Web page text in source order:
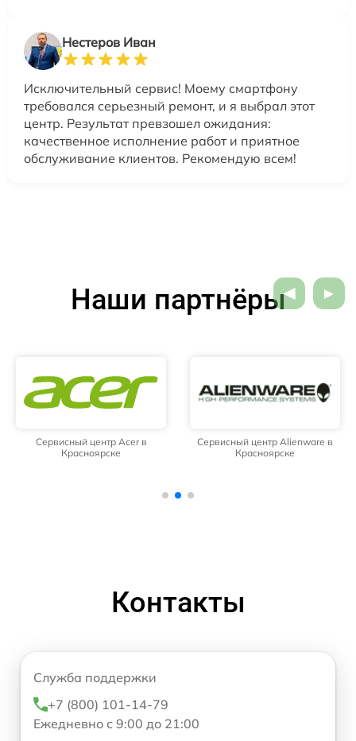
Нестеров Иван
Исключительный сервис! Моему смартфону
требовался серьезный ремонт, и я выбрал этот
центр. Результат превзошел ожидания:
качественное исполнение работ и приятное
обслуживание клиентов. Рекомендую всем!
Наши партнёры
Сервисный центр Acer в
Красноярске
Сервисный центр Alienware в
Красноярске
Контакты
Служба поддержки
+7 (800) 101-14-79
Ежедневно с 9:00 до 21:00